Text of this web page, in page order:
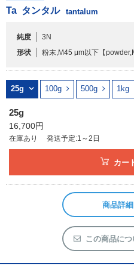
化学教材・オリジナルグッズ
Ta タンタル tantalum
純度
3N
形状
粉末,M45 μm以下 【
25g 100g 500g 1kg
25g
16,700円
在庫あり 発送予定:1～2日
カー
商品詳
この商品に